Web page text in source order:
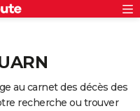
au carnet des décès des
recherche ou trouver